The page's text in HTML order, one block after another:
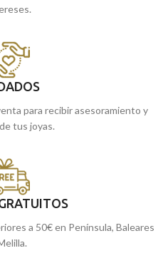
para recibir asesoramiento y
tus joyas.
a 50€ en Península, Baleares